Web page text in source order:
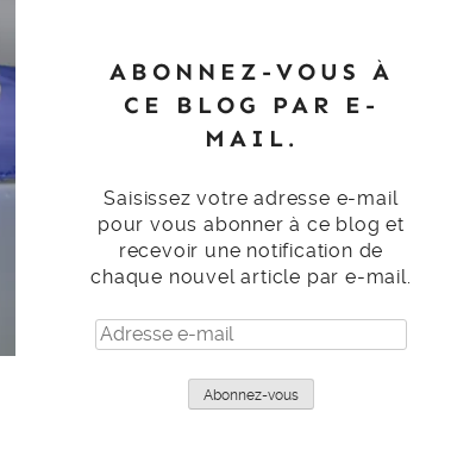
ABONNEZ-VOUS À
CE BLOG PAR E-
MAIL.
Saisissez votre adresse e-mail
pour vous abonner à ce blog et
recevoir une notification de
chaque nouvel article par e-mail.
Adresse
e-
Abonnez-vous